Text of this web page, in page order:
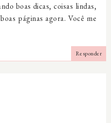
boas dicas, coisas lindas,
páginas agora. Você me
Responder